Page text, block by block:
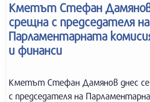
Кметът Стефан Дамянов
срещна с председателя на
Парламентарната
и финанси
Кметът Стефан Дамянов днес
с председателя на